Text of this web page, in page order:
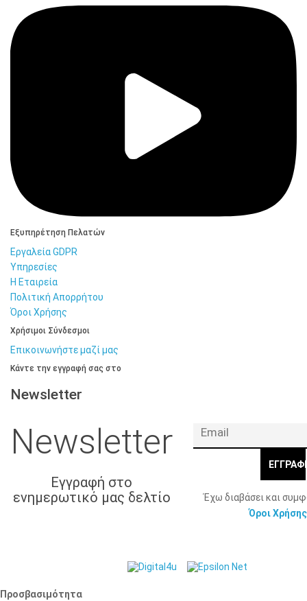
Εξυπηρέτηση Πελατών
Εργαλεία GDPR
Υπηρεσίες
Η Εταιρεία
Πολιτική Απορρήτου
Όροι Χρήσης
Χρήσιμοι Σύνδεσμοι
Επικοινωνήστε μαζί μας
Κάντε την εγγραφή σας στο
Newsletter
Newsletter
Εγγραφή στο
ενημερωτικό μας δελτίο
Έχω διαβάσει και
Όροι Χρήσης
Προσβασιμότητα
Προσβασιμότητα